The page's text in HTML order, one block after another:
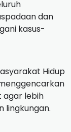
dan
kasus-
Hidup
agar lebih
lingkungan.